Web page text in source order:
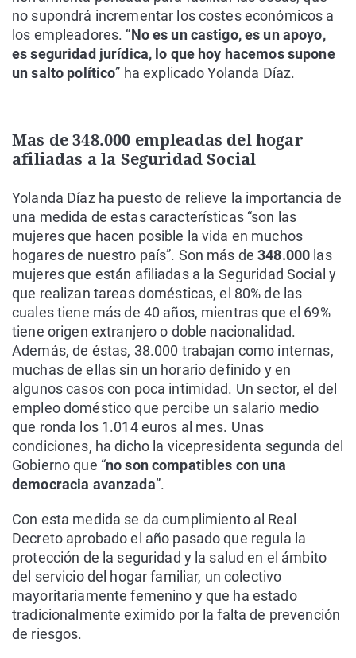
no supondrá incrementar los costes económicos a
los empleadores. “No es un castigo, es un apoyo,
es seguridad jurídica, lo que hoy hacemos supone
un salto político” ha explicado Yolanda Díaz.
Mas de 348.000 empleadas del hogar
afiliadas a la Seguridad Social
Yolanda Díaz ha puesto de relieve la importancia de
una medida de estas características “son las
mujeres que hacen posible la vida en muchos
hogares de nuestro país”. Son más de348.000 las
mujeres que están afiliadas a la Seguridad Social y
que realizan tareas domésticas, el 80% de las
cuales tiene más de 40 años, mientras que el 69%
tiene origen extranjero o doble nacionalidad.
Además, de éstas, 38.000 trabajan como internas,
muchas de ellas sin un horario definido y en
algunos casos con poca intimidad. Un sector, el del
empleo doméstico que percibe un salario medio
que ronda los 1.014 euros al mes. Unas
condiciones, ha dicho la vicepresidenta segunda del
Gobierno que “no son compatibles con una
democracia avanzada”.
Con esta medida se da cumplimiento al Real
Decreto aprobado el año pasado que regula la
protección de la seguridad y la salud en el ámbito
del servicio del hogar familiar, un colectivo
mayoritariamente femenino y que ha estado
tradicionalmente eximido por la falta de prevención
de riesgos.